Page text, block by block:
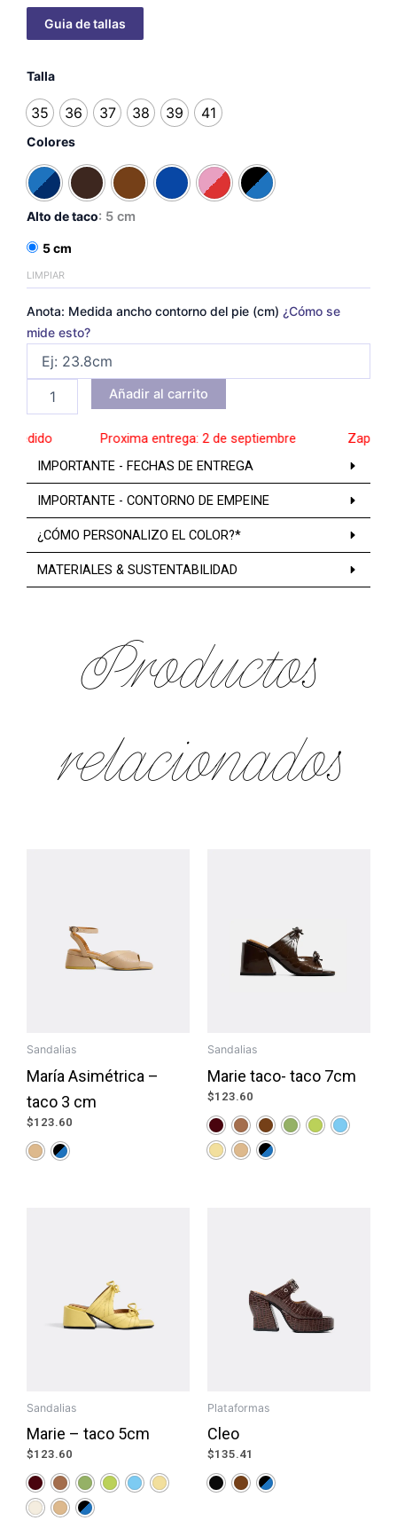
Talla
35 36 37 38 39 41
Colores
Alto de taco: 5 cm
5 cm
LIMPIAR
Anota: Medida ancho contorno del pie (cm) ¿Cómo se
mide esto?
-
taco
5
cm
cantidad
Añadir al carrito
______ Proxima entrega: 2 de septiembre______
Zapatos a
IMPORTANTE - FECHAS DE ENTREGA
IMPORTANTE - CONTORNO DE EMPEINE
¿CÓMO PERSONALIZO EL COLOR?*
MATERIALES & SUSTENTABILIDAD
Productos
relacionados
Sandalias
María Asimétrica –
taco 3 cm
$123.60
Sandalias
Marie taco- taco 7cm
$123.60
Sandalias
Marie – taco 5cm
$123.60
Plataformas
Cleo
$135.41